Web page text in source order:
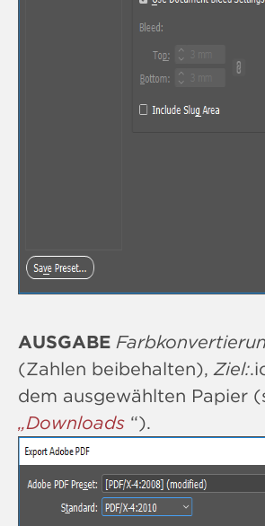
AUSGABE
(Zahlen beibehalten), Ziel:
dem ausgewählten Papier
„Downloads “).